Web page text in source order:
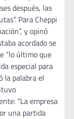
después, las
Para Cheppi
y opinó
acordado se
“lo último que
especial para
la palabra el
“La empresa
una partida